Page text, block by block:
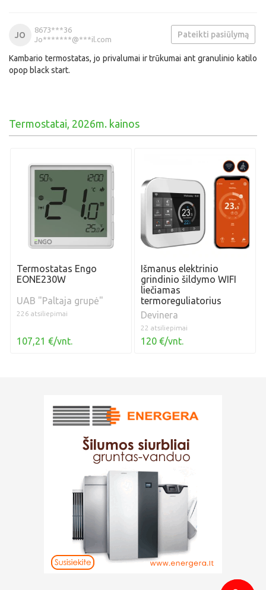
JO
8673***36
Jo*******@***il.com
Pateikti pasiūlymą
Kambario termostatas, jo privalumai ir trūkumai ant granulinio katilo
opop black start.
Termostatai, 2026m. kainos
Termostatas Engo
EONE230W
UAB "Paltaja grupė"
226 atsiliepimai
107,21 €/vnt.
Išmanus elektrinio
grindinio šildymo WIFI
liečiamas
termoreguliatorius
Devinera
22 atsiliepimai
120 €/vnt.